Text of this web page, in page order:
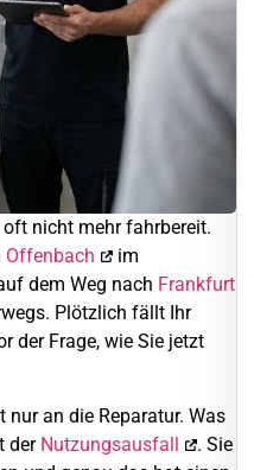
nicht mehr fahrbereit.
Offenbach
im
dem Weg nach Frankfurt
Plötzlich fällt Ihr
der Frage, wie Sie jetzt
an die Reparatur. Was
der Nutzungsausfall
. Sie